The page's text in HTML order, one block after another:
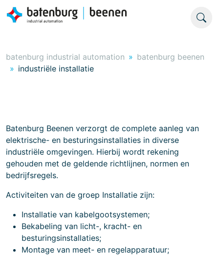
batenburg industrial automation
batenburg beenen
industriële installatie
Batenburg Beenen verzorgt de complete aanleg van
elektrische- en besturingsinstallaties in diverse
industriële omgevingen. Hierbij wordt rekening
gehouden met de geldende richtlijnen, normen en
bedrijfsregels.
Activiteiten van de groep Installatie zijn:
Installatie van kabelgootsystemen;
Bekabeling van licht-, kracht- en
besturingsinstallaties;
Montage van meet- en regelapparatuur;